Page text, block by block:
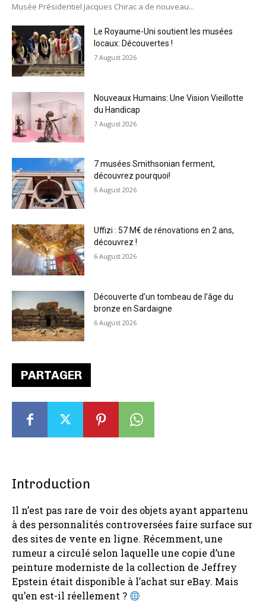
PARTAGER
Introduction
Il n’est pas rare de voir des objets ayant appartenu
à des personnalités controversées faire surface sur
des sites de vente en ligne. Récemment, une
rumeur a circulé selon laquelle une copie d’une
peinture moderniste de la collection de Jeffrey
Epstein était disponible à l’achat sur eBay. Mais
qu’en est-il réellement ?
Musée Présidentiel Jacques Chirac a de nouveau...
Le Royaume-Uni soutient les musées
locaux: Découvertes !
7 August 2026
Nouveaux Humains: Une Vision Vieillotte
du Handicap
7 August 2026
7 musées Smithsonian ferment,
découvrez pourquoi!
6 August 2026
Uffizi : 57 M€ de rénovations en 2 ans,
découvrez !
6 August 2026
Découverte d’un tombeau de l’âge du
bronze en Sardaigne
6 August 2026